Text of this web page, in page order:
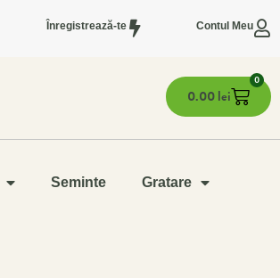
Înregistrează-te Contul Meu
0.00lei
0
Seminte Gratare